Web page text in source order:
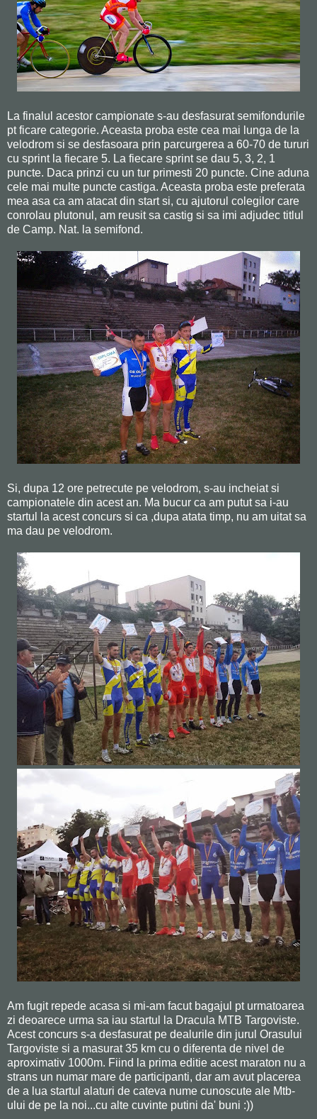
La finalul acestor campionate s-au desfasurat semifondurile
pt ficare categorie. Aceasta proba este cea mai lunga de la
velodrom si se desfasoara prin parcurgerea a 60-70 de tururi
cu sprint la fiecare 5. La fiecare sprint se dau 5, 3, 2, 1
puncte. Daca prinzi cu un tur primesti 20 puncte. Cine aduna
cele mai multe puncte castiga. Aceasta proba este preferata
mea asa ca am atacat din start si, cu ajutorul colegilor care
conrolau plutonul, am reusit sa castig si sa imi adjudec titlul
de Camp. Nat. la semifond.
Si, dupa 12 ore petrecute pe velodrom, s-au incheiat si
campionatele din acest an. Ma bucur ca am putut sa i-au
startul la acest concurs si ca ,dupa atata timp, nu am uitat sa
ma dau pe velodrom.
Am fugit repede acasa si mi-am facut bagajul pt urmatoarea
zi deoarece urma sa iau startul la Dracula MTB Targoviste.
Acest concurs s-a desfasurat pe dealurile din jurul Orasului
Targoviste si a masurat 35 km cu o diferenta de nivel de
aproximativ 1000m. Fiind la prima editie acest maraton nu a
strans un numar mare de participanti, dar am avut placerea
de a lua startul alaturi de cateva nume cunoscute ale Mtb-
ului de pe la noi...cu alte cuvinte putini da' buni :))